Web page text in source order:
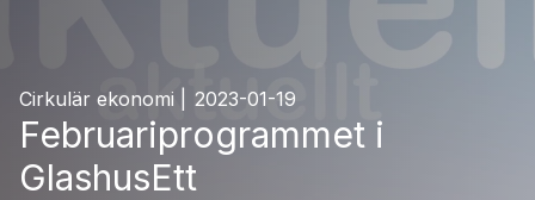
Cirkulär ekonomi 2023-01-19
Februariprogrammet i
GlashusEtt